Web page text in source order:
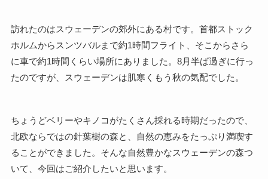
訪れたのはスウェーデンの郊外にある村です。首都ストック
ホルムからスンツバルまで約1時間フライト、そこからさら
に車で約1時間くらい場所にありました。8月半ば過ぎに行っ
たのですが、スウェーデンは肌寒くもう秋の気配でした。
ちょうどベリーやキノコがたくさん採れる時期だったので、
北欧ならではの針葉樹の森と、自然の恵みをたっぷり満喫す
ることができました。そんな自然豊かなスウェーデンの森つ
いて、今回はご紹介したいと思います。